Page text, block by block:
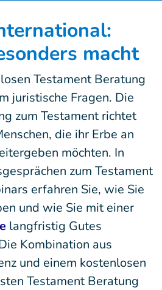
macht
Testament Beratung
juristische Fragen. Die
zum Testament richtet
die ihr Erbe an
möchten. In
zum Testament
erfahren Sie, wie Sie
und wie Sie mit einer
langfristig Gutes
Kombination aus
und einem kostenlosen
Testament Beratung